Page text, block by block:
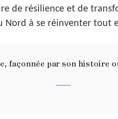
de résilience et de
Nord à se réinventer tout
façonnée par son histoire